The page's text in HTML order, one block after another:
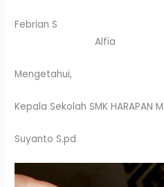
Alfia
Mengetahui,
Kepala Sekolah SMK HARAPAN
Suyanto S.pd